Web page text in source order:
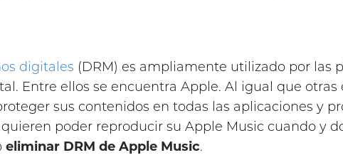
digitales (DRM) es ampliamente utilizado por las
Entre ellos se encuentra Apple. Al igual que
sus contenidos en todas las aplicaciones y
poder reproducir su Apple Music cuando y
eliminar DRM de Apple Music.